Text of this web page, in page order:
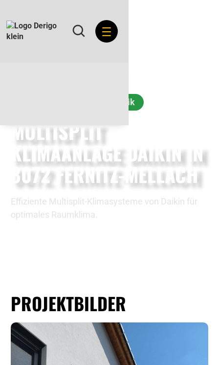
Energie & Ökoenergietechnik
MULTISPLIT
KLIMAANLAGE DAIKIN IN
8072 FERNITZ-MELLACH
Effiziente Multisplit-Klimasysteme von Daikin für
optimales Raumklima.
PROJEKTBILDER